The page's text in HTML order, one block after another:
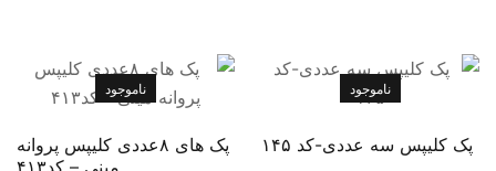
ناموجود
پک کلیپس سه عددی-کد ۱۴۵
ناموجود
پک های ۸عددی کلیپس پروانه